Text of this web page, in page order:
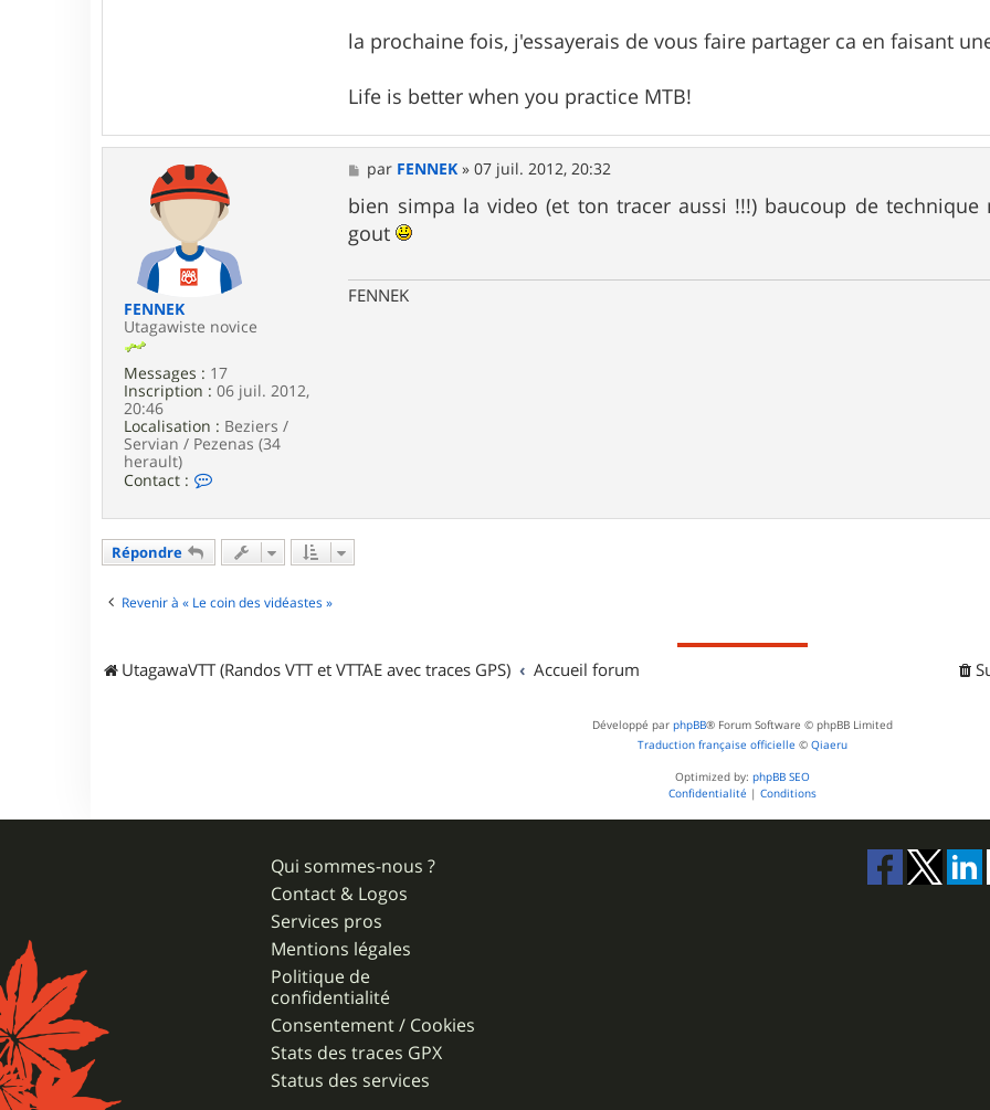
g
g
o
m
o
n
s
t
r
la prochaine fois, j'essayerais de vous faire partager ca en faisant
Life is better when you practice MTB!
FENNEK
Utagawiste novice
Messages : 17
Inscription : 06 juil. 2012,
20:46
Localisation : Beziers /
Servian / Pezenas (34
herault)
Contact :
c
e
N
M
e
s
s
a
par FENNEK »07 juil. 2012, 20:32
bien simpa la video (et ton tracer aussi !!!) baucoup de
gout
FENNEK
Répondre
Revenir à « Le coin des vidéastes »
UtagawaVTT (Randos VTT et VTTAE avec traces GPS) Accueil forum
Développé par phpBB® Forum Software © phpBB Limited
Traduction française officielle © Qiaeru
Optimized by: phpBB SEO
Confidentialité | Conditions
Qui sommes-nous ?
Contact & Logos
Services pros
Mentions légales
Politique de
confidentialité
Consentement / Cookies
Stats des traces GPX
Status des services